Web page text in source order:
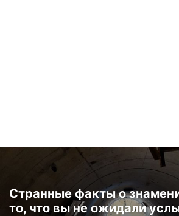
Странные факты о
то, что вы не ожидали